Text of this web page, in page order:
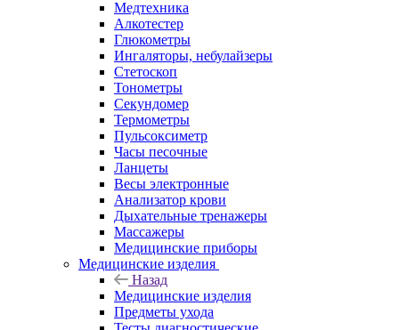
Медтехника
Алкотестер
Глюкометры
Ингаляторы, небулайзеры
Стетоскоп
Тонометры
Секундомер
Термометры
Пульсоксиметр
Часы песочные
Ланцеты
Весы электронные
Анализатор крови
Дыхательные тренажеры
Массажеры
Медицинские приборы
Медицинские изделия
Назад
Медицинские изделия
Предметы ухода